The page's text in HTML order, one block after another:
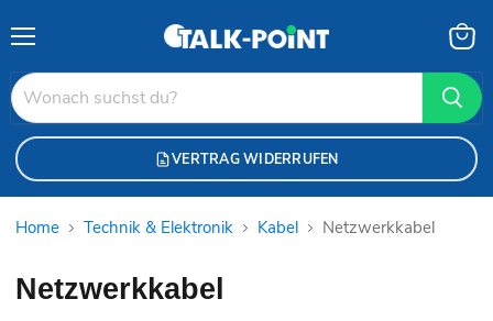
VERTRAG WIDERRUFEN
Home Technik & Elektronik Kabel Netzwerkkabel
Netzwerkkabel